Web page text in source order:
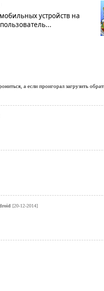
устройств на
а если проигорал загрузить
[20-12-2014]